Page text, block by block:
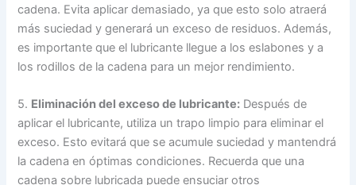
cadena. Evita aplicar demasiado, ya que esto solo atraerá
más suciedad y generará un exceso de residuos. Además,
es importante que el lubricante llegue a los eslabones y a
los rodillos de la cadena para un mejor rendimiento.
5. Eliminación del exceso de lubricante: Después de
aplicar el lubricante, utiliza un trapo limpio para eliminar el
exceso. Esto evitará que se acumule suciedad y mantendrá
la cadena en óptimas condiciones. Recuerda que una
cadena sobre lubricada puede ensuciar otros